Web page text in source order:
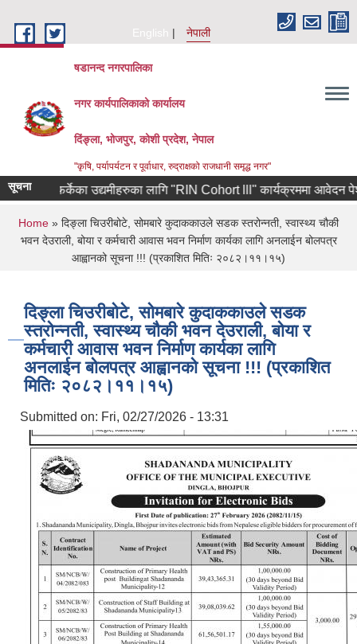
English
नेपाली
षडानन्द नगरपालिका
नगर कार्यपालिकाको कार्यालय
दिंङ्ला, भोजपुर, कोशी प्रदेश, नेपाल
"कृषि, पर्यापर्यटन र पूर्वाधार, रुद्राक्षको राजधानी समृद्ध नगर"
सूचना फर्केका उद्यमीहरुका लागि "RIN Cohort lll" कार्यक्रममा आवेदन पेश
You are here
Home » दिङ्ला चिउरीबोटे, सोमबारे कुदाककाउले सडक स्तरोन्नती, स्वास्थ्य चौकी
भवन देउराली, बोया र कर्मचारी आवास भवन निर्माण कार्यका लागि अनलाईन बोलपत्र
आह्वानको सूचना !!! (प्रकाशित मितिः २०८२।११।१५)
दिङ्ला चिउरीबोटे, सोमबारे कुदाककाउले सडक
स्तरोन्नती, स्वास्थ्य चौकी भवन देउराली, बोया र
कर्मचारी आवास भवन निर्माण कार्यका लागि
अनलाईन बोलपत्र आह्वानको सूचना !!! (प्रकाशित
मितिः २०८२।११।१५)
Submitted on: Fri, 02/27/2026 - 13:31